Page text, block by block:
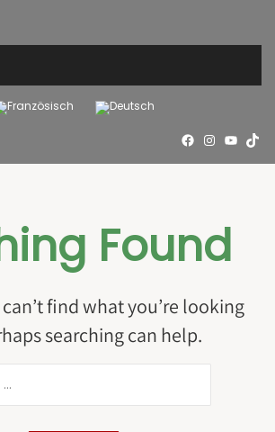
Found
find what you’re looking
searching can help.